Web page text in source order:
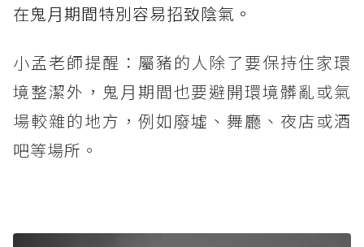
在鬼月期間特別容易招致陰氣。
小孟老師提醒：屬豬的人除了要保持住家環
境整潔外，鬼月期間也要避開環境髒亂或氣
場較雜的地方，例如廢墟、舞廳、夜店或酒
吧等場所。